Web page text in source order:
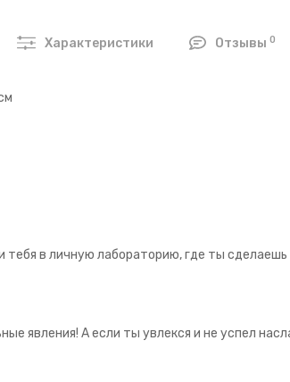
Характеристики Отзывы 0
в личную лабораторию, где ты
явления! А если ты увлекся и не успел